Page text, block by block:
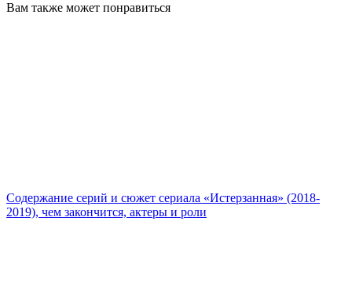
Вам также может понравиться
Содержание серий и сюжет сериала «Истерзанная» (2018-
2019), чем закончится, актеры и роли